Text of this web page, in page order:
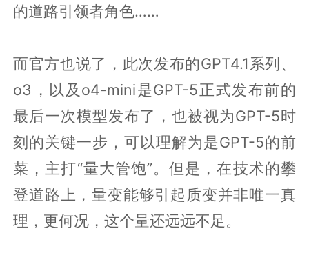
的道路引领者角色……
而官方也说了，此次发布的GPT4.1系列、
o3，以及o4-mini是GPT-5正式发布前的
最后一次模型发布了，也被视为GPT-5时
刻的关键一步，可以理解为是GPT-5的前
菜，主打“量大管饱”。但是，在技术的攀
登道路上，量变能够引起质变并非唯一真
理，更何况，这个量还远远不足。